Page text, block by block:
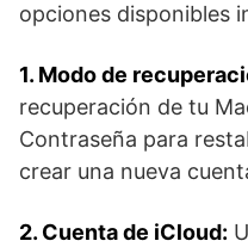
opciones⁢ disponibles
1. ‍Modo de
recuperación de tu
Contraseña para
crear una nueva
2. Cuenta‌ de iCloud: